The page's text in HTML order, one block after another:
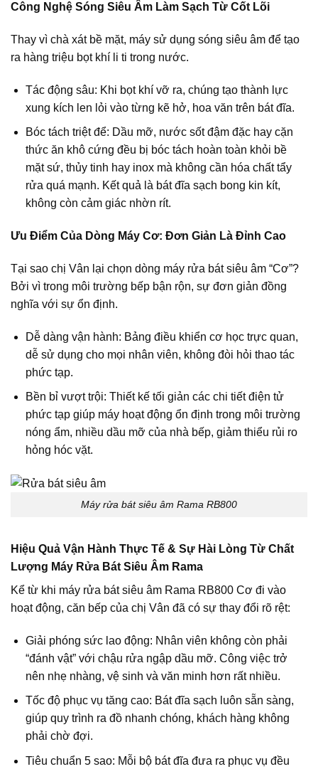
Công Nghệ Sóng Siêu Âm Làm Sạch Từ Cốt Lõi
Thay vì chà xát bề mặt, máy sử dụng sóng siêu âm để tạo
ra hàng triệu bọt khí li ti trong nước.
Tác động sâu: Khi bọt khí vỡ ra, chúng tạo thành lực
xung kích len lỏi vào từng kẽ hở, hoa văn trên bát đĩa.
Bóc tách triệt để: Dầu mỡ, nước sốt đậm đặc hay cặn
thức ăn khô cứng đều bị bóc tách hoàn toàn khỏi bề
mặt sứ, thủy tinh hay inox mà không cần hóa chất tẩy
rửa quá mạnh. Kết quả là bát đĩa sạch bong kin kít,
không còn cảm giác nhờn rít.
Ưu Điểm Của Dòng Máy Cơ: Đơn Giản Là Đỉnh Cao
Tại sao chị Vân lại chọn dòng máy rửa bát siêu âm “Cơ”?
Bởi vì trong môi trường bếp bận rộn, sự đơn giản đồng
nghĩa với sự ổn định.
Dễ dàng vận hành: Bảng điều khiển cơ học trực quan,
dễ sử dụng cho mọi nhân viên, không đòi hỏi thao tác
phức tạp.
Bền bỉ vượt trội: Thiết kế tối giản các chi tiết điện tử
phức tạp giúp máy hoạt động ổn định trong môi trường
nóng ẩm, nhiều dầu mỡ của nhà bếp, giảm thiểu rủi ro
hỏng hóc vặt.
Máy rửa bát siêu âm Rama RB800
Hiệu Quả Vận Hành Thực Tế & Sự Hài Lòng Từ Chất
Lượng Máy Rửa Bát Siêu Âm Rama
Kể từ khi máy rửa bát siêu âm Rama RB800 Cơ đi vào
hoạt động, căn bếp của chị Vân đã có sự thay đổi rõ rệt:
Giải phóng sức lao động: Nhân viên không còn phải
“đánh vật” với chậu rửa ngập dầu mỡ. Công việc trở
nên nhẹ nhàng, vệ sinh và văn minh hơn rất nhiều.
Tốc độ phục vụ tăng cao: Bát đĩa sạch luôn sẵn sàng,
giúp quy trình ra đồ nhanh chóng, khách hàng không
phải chờ đợi.
Tiêu chuẩn 5 sao: Mỗi bộ bát đĩa đưa ra phục vụ đều